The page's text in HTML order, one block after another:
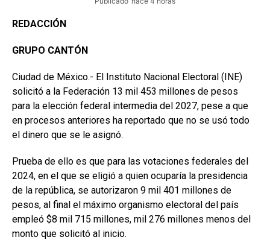
REDACCIÓN
GRUPO CANTÓN
Ciudad de México.- El Instituto Nacional Electoral (INE)
solicitó a la Federación 13 mil 453 millones de pesos
para la elección federal intermedia del 2027, pese a que
en procesos anteriores ha reportado que no se usó todo
el dinero que se le asignó.
Prueba de ello es que para las votaciones federales del
2024, en el que se eligió a quien ocuparía la presidencia
de la república, se autorizaron 9 mil 401 millones de
pesos, al final el máximo organismo electoral del país
empleó $8 mil 715 millones, mil 276 millones menos del
monto que solicitó al inicio.